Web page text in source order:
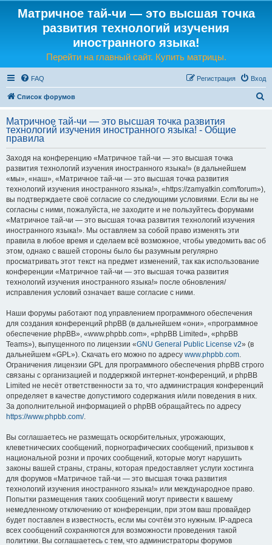
Матричное тай-чи — это высшая точка
развития технологий изучения
иностранного языка!
Перейти на главный сайт. Купить матрицы.
FAQ Вход
Регистрация
Список форумов
Матричное тай-чи — это высшая точка развития
технологий изучения иностранного языка! - Общие
правила
Заходя на конференцию «Матричное тай-чи — это высшая точка
развития технологий изучения иностранного языка!» (в дальнейшем
«мы», «наш», «Матричное тай-чи — это высшая точка развития
технологий изучения иностранного языка!», «https://zamyatkin.com/forum»),
вы подтверждаете своё согласие со следующими условиями. Если вы не
согласны с ними, пожалуйста, не заходите и не пользуйтесь форумами
«Матричное тай-чи — это высшая точка развития технологий изучения
иностранного языка!». Мы оставляем за собой право изменять эти
правила в любое время и сделаем всё возможное, чтобы уведомить вас об
этом, однако с вашей стороны было бы разумным регулярно
просматривать этот текст на предмет изменений, так как использование
конференции «Матричное тай-чи — это высшая точка развития
технологий изучения иностранного языка!» после обновления/
исправления условий означает ваше согласие с ними.
Наши форумы работают под управлением программного обеспечения
для создания конференций phpBB (в дальнейшем «они», «программное
обеспечение phpBB», «www.phpbb.com», «phpBB Limited», «phpBB
Teams»), выпущенного по лицензии «GNU General Public License v2» (в
дальнейшем «GPL»). Скачать его можно по адресу www.phpbb.com.
Ограничения лицензии GPL для программного обеспечения phpBB строго
связаны с организацией и поддержкой интернет-конференций, и phpBB
Limited не несёт ответственности за то, что администрация конференций
определяет в качестве допустимого содержания и/или поведения в них.
За дополнительной информацией о phpBB обращайтесь по адресу
https://www.phpbb.com/.
Вы соглашаетесь не размещать оскорбительных, угрожающих,
клеветнических сообщений, порнографических сообщений, призывов к
национальной розни и прочих сообщений, которые могут нарушить
законы вашей страны, страны, которая предоставляет услуги хостинга
для форумов «Матричное тай-чи — это высшая точка развития
технологий изучения иностранного языка!» или международное право.
Попытки размещения таких сообщений могут привести к вашему
немедленному отключению от конференции, при этом ваш провайдер
будет поставлен в известность, если мы сочтём это нужным. IP-адреса
всех сообщений сохраняются для возможности проведения такой
политики. Вы соглашаетесь с тем, что администраторы форумов